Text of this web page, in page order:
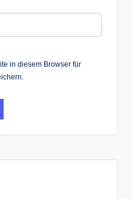
in diesem Browser für